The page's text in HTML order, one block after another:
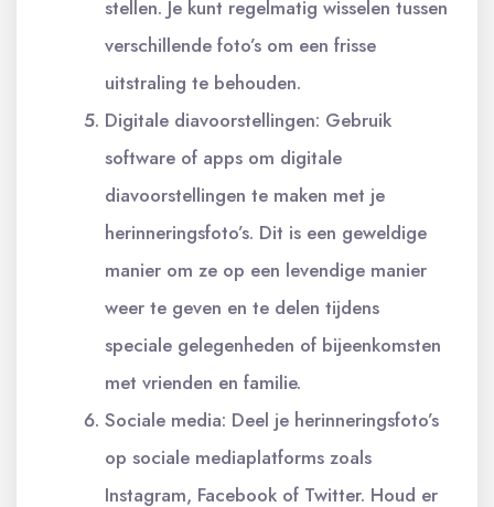
stellen. Je kunt regelmatig wisselen tussen
verschillende foto’s om een frisse
uitstraling te behouden.
Digitale diavoorstellingen: Gebruik
software of apps om digitale
diavoorstellingen te maken met je
herinneringsfoto’s. Dit is een geweldige
manier om ze op een levendige manier
weer te geven en te delen tijdens
speciale gelegenheden of bijeenkomsten
met vrienden en familie.
Sociale media: Deel je herinneringsfoto’s
op sociale mediaplatforms zoals
Instagram, Facebook of Twitter. Houd er